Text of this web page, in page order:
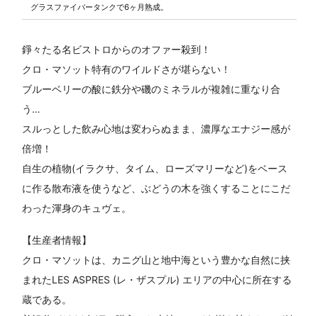
グラスファイバータンクで6ヶ月熟成。
錚々たる名ビストロからのオファー殺到！
クロ・マソット特有のワイルドさが堪らない！
ブルーベリーの酸に鉄分や磯のミネラルが複雑に重なり合
う…
スルっとした飲み心地は変わらぬまま、濃厚なエナジー感が
倍増！
自生の植物(イラクサ、タイム、ローズマリーなど)をベース
に作る散布液を使うなど、ぶどうの木を強くすることにこだ
わった渾身のキュヴェ。
【生産者情報】
クロ・マソットは、カニグ山と地中海という豊かな自然に挟
まれたLES ASPRES (レ・ザスプル) エリアの中心に所在する
蔵である。